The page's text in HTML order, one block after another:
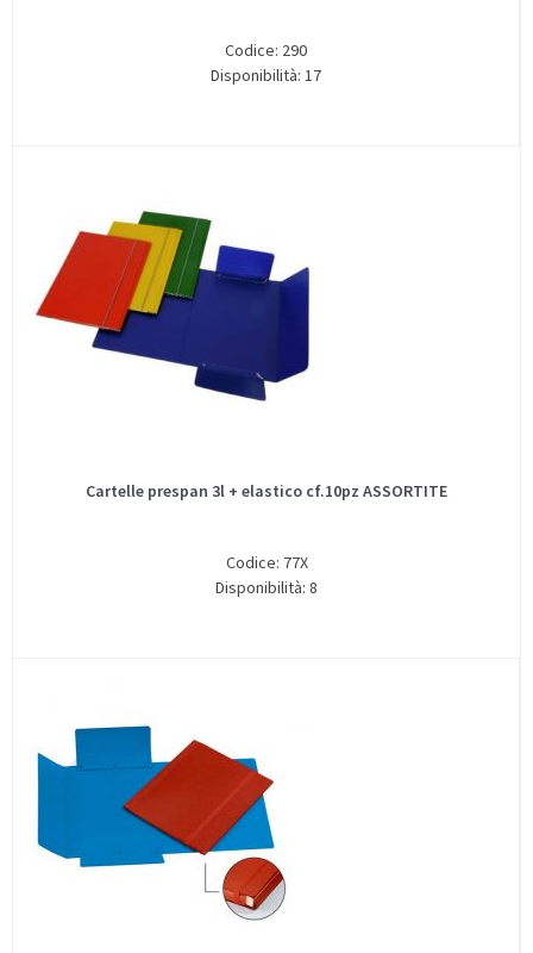
Codice: 290
Disponibilità: 17
Cartelle prespan 3l + elastico cf.10pz ASSORTITE
Codice: 77X
Disponibilità: 8